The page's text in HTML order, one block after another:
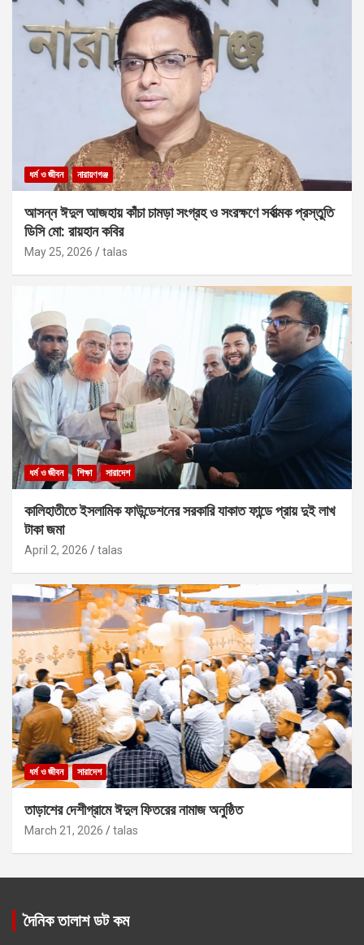
ধর্ম ও জীবন নারায়ণগঞ্জ
আসন্ন ঈদুল আজহায় কাঁচা চামড়া সংগ্রহ ও সংরক্ষণে সর্বাত্মক প্রস্তুতি
ডিসি মো: রায়হান কবির
May 25, 2026 talas
ধর্ম ও জীবন শিক্ষা সারাদেশ
কালিহাতীতে ইসলামিক ফাউন্ডেশনের সরকারি যাকাত ফান্ডে প্রায় দুই লাখ
টাকা জমা
April 2, 2026 talas
ধর্ম ও জীবন সারাদেশ
তাড়াশের দেশীগ্রামে ঈদুল ফিতরের নামাজ অনুষ্ঠিত
March 21, 2026 talas
দৈনিক তালাশ ডট কম